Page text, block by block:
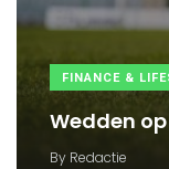
FINANCE &
Wedden
By Redactie